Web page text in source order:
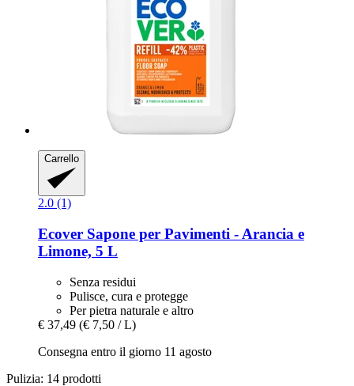
Carrello
2.0 (1)
Ecover Sapone per Pavimenti -​ Arancia e
Limone, 5 L
Senza residui
Pulisce, cura e protegge
Per pietra naturale e altro
€ 37,49 (€ 7,50 / L)
Consegna entro il giorno 11 agosto
Pulizia: 14 prodotti